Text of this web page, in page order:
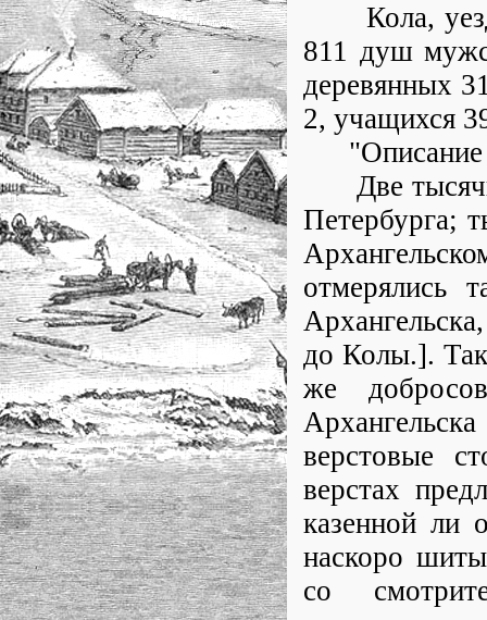
Кола,
811 душ
деревянных
2, учащихся
"Описание
Две тысячи
Петербурга;
отмерялись
до Колы.]. Так
же
верстовые
верстах
казенной ли
наскоро
со